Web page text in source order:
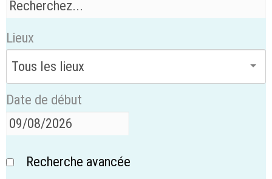
Lieux
Date de début
Recherche avancée